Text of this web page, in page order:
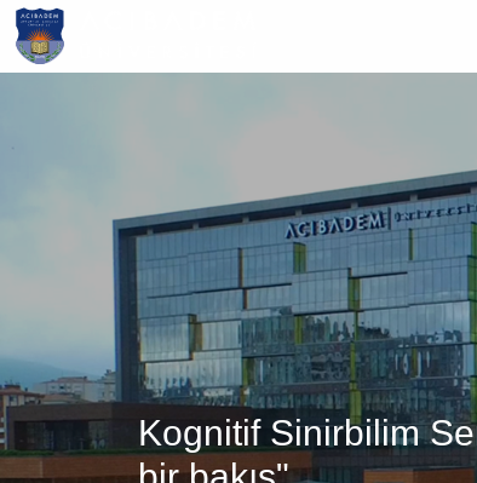
Ana
içeriğe
atla
Kognitif Sinirbilim